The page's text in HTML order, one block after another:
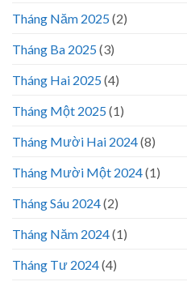
Tháng Năm 2025(2)
Tháng Ba 2025(3)
Tháng Hai 2025(4)
Tháng Một 2025(1)
Tháng Mười Hai 2024(8)
Tháng Mười Một 2024(1)
Tháng Sáu 2024(2)
Tháng Năm 2024(1)
Tháng Tư 2024(4)